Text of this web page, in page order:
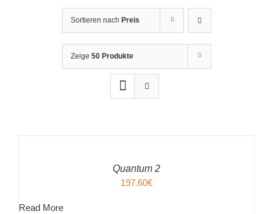
Sortieren nach Preis
Zeige 50 Produkte
Quantum 2
197.60€
Read More